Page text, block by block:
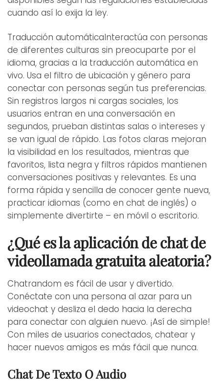
cuando así lo exija la ley.
Traducción automáticaInteractúa con personas
de diferentes culturas sin preocuparte por el
idioma, gracias a la traducción automática en
vivo. Usa el filtro de ubicación y género para
conectar con personas según tus preferencias.
Sin registros largos ni cargas sociales, los
usuarios entran en una conversación en
segundos, prueban distintas salas o intereses y
se van igual de rápido. Las fotos claras mejoran
la visibilidad en los resultados, mientras que
favoritos, lista negra y filtros rápidos mantienen
conversaciones positivas y relevantes. Es una
forma rápida y sencilla de conocer gente nueva,
practicar idiomas (como en chat de inglés) o
simplemente divertirte – en móvil o escritorio.
¿Qué es la aplicación de chat de
videollamada gratuita aleatoria?
Chatrandom es fácil de usar y divertido.
Conéctate con una persona al azar para un
videochat y desliza el dedo hacia la derecha
para conectar con alguien nuevo. ¡Así de simple!
Con miles de usuarios conectados, chatear y
hacer nuevos amigos es más fácil que nunca.
Chat De Texto O Audio